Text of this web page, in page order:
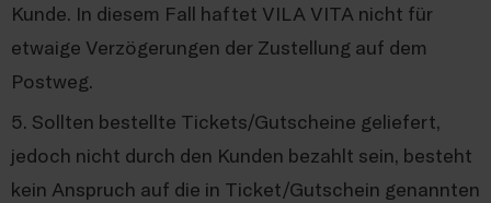
Kunde. In diesem Fall haftet VILA VITA nicht für
etwaige Verzögerungen der Zustellung auf dem
Postweg.
5. Sollten bestellte Tickets/Gutscheine geliefert,
jedoch nicht durch den Kunden bezahlt sein, besteht
kein Anspruch auf die in Ticket/Gutschein genannten